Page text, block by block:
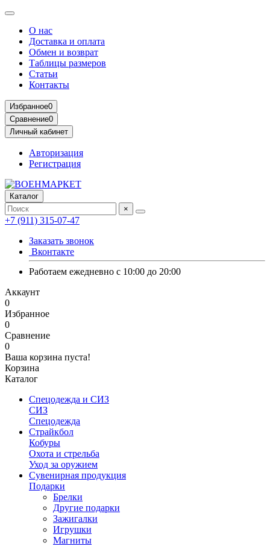
О нас
Доставка и оплата
Обмен и возврат
Таблицы размеров
Статьи
Контакты
Избранное0
Сравнение0
Личный кабинет
Авторизация
Регистрация
Каталог
×
+7 (911) 315-07-47
Заказать звонок
Вконтакте
Работаем ежедневно с 10:00 до 20:00
Аккаунт
0
Избранное
0
Сравнение
0
Ваша корзина пуста!
Корзина
Каталог
Спецодежда и СИЗ
СИЗ
Спецодежда
Страйкбол
Кобуры
Охота и стрельба
Уход за оружием
Сувенирная продукция
Подарки
Брелки
Другие подарки
Зажигалки
Игрушки
Магниты